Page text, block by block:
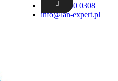
+48 62 300 0308
info@lan-expert.pl